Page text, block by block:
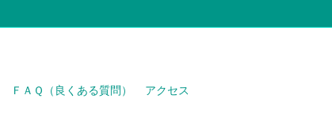
ＦＡＱ（良くある質問） アクセス